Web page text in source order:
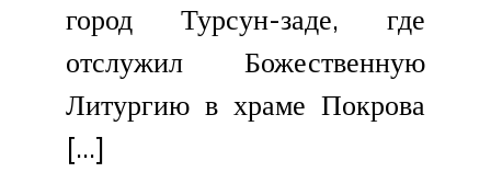
город Турсун-заде, где
отслужил Божественную
Литургию в храме Покрова
[…]